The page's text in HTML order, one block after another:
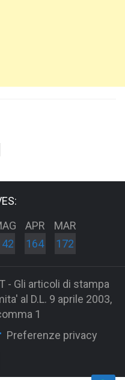
APR
164
MAR
172
- Gli articoli di stampa
al D.L. 9 aprile 2003,
1
Preferenze privacy